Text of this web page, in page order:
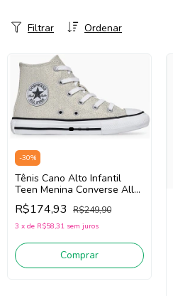
Ordenar
Filtrar
-30%
Tênis Cano Alto Infantil
Teen Menina Converse All
Star CK1509/CK1644 (Cinza
Gelo) Tecido
R$174,93 R$249,90
3 x de R$58,31 sem juros
Comprar